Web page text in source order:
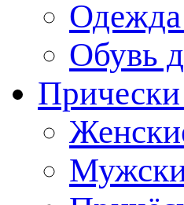
Одежда
Обувь